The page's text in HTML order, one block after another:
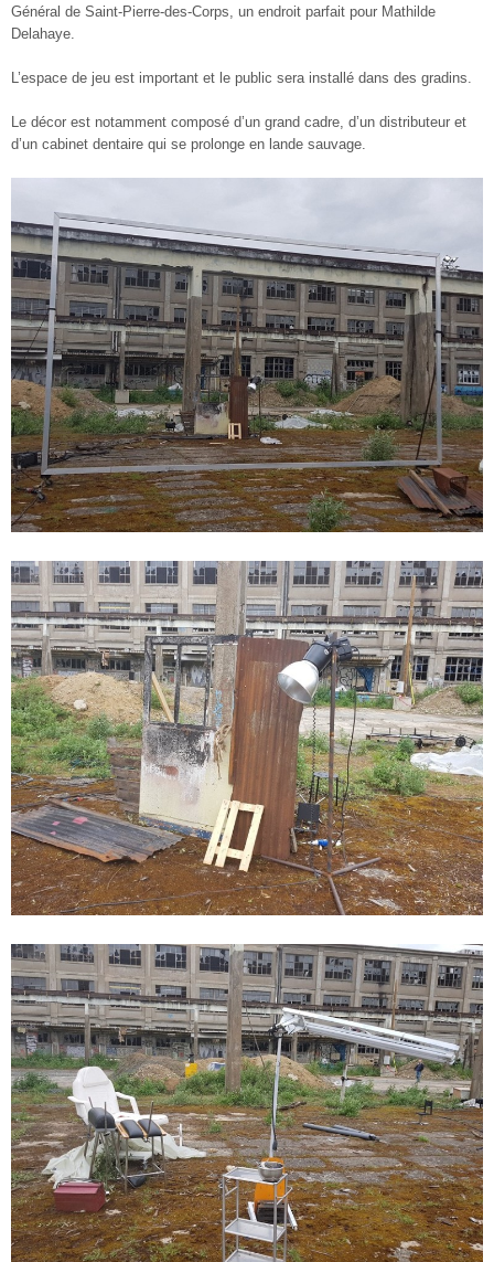
Général de Saint-Pierre-des-Corps, un endroit parfait pour Mathilde
Delahaye.
L’espace de jeu est important et le public sera installé dans des gradins.
Le décor est notamment composé d’un grand cadre, d’un distributeur et
d’un cabinet dentaire qui se prolonge en lande sauvage.